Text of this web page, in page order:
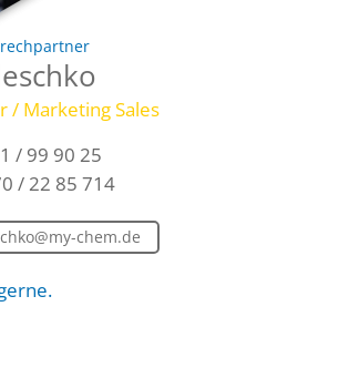
/ Marketing Sales
/ 99 90 25
/ 22 85 714
chem.de